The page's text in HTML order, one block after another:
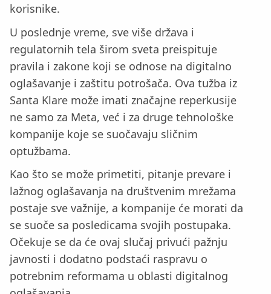
korisnike.
U poslednje vreme, sve više država i
regulatornih tela širom sveta preispituje
pravila i zakone koji se odnose na digitalno
oglašavanje i zaštitu potrošača. Ova tužba iz
Santa Klare može imati značajne reperkusije
ne samo za Meta, već i za druge tehnološke
kompanije koje se suočavaju sličnim
optužbama.
Kao što se može primetiti, pitanje prevare i
lažnog oglašavanja na društvenim mrežama
postaje sve važnije, a kompanije će morati da
se suoče sa posledicama svojih postupaka.
Očekuje se da će ovaj slučaj privući pažnju
javnosti i dodatno podstaći raspravu o
potrebnim reformama u oblasti digitalnog